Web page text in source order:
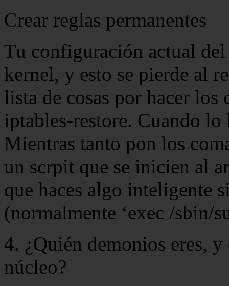
Crear reglas permanentes
Tu configuración actual
kernel, y esto se pierde al
lista de cosas por hacer los
iptables-restore. Cuando lo
Mientras tanto pon los
un scrpit que se inicien al
que haces algo inteligente
(normalmente ‘exec /sbin/
4. ¿Quién demonios eres,
núcleo?